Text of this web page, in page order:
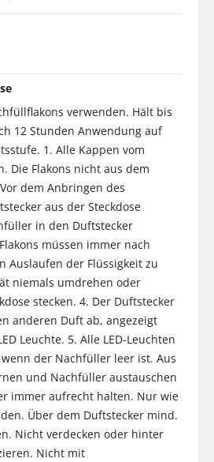
verwenden. Hält bis
12 Stunden Anwendung auf
1. Alle Kappen vom
Die Flakons nicht aus dem
dem Anbringen des
aus der Steckdose
in den Duftstecker
müssen immer nach
Auslaufen der Flüssigkeit zu
niemals umdrehen oder
stecken. 4. Der Duftstecker
anderen Duft ab, angezeigt
Leuchte. 5. Alle LED-Leuchten
der Nachfüller leer ist. Aus
und Nachfüller austauschen
immer aufrecht halten. Nur wie
Über dem Duftstecker mind.
Nicht verdecken oder hinter
Nicht mit